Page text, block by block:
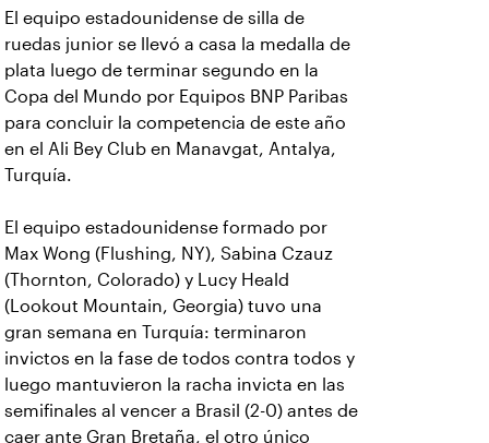
El equipo estadounidense de silla de
ruedas junior se llevó a casa la medalla de
plata luego de terminar segundo en la
Copa del Mundo por Equipos BNP Paribas
para concluir la competencia de este año
en el Ali Bey Club en Manavgat, Antalya,
Turquía.
El equipo estadounidense formado por
Max Wong (Flushing, NY), Sabina Czauz
(Thornton, Colorado) y Lucy Heald
(Lookout Mountain, Georgia) tuvo una
gran semana en Turquía: terminaron
invictos en la fase de todos contra todos y
luego mantuvieron la racha invicta en las
semifinales al vencer a Brasil (2-0) antes de
caer ante Gran Bretaña, el otro único